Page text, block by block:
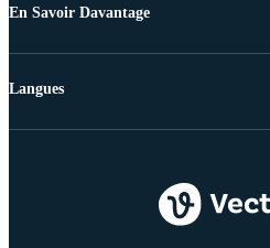
En Savoir Davantage
Langues